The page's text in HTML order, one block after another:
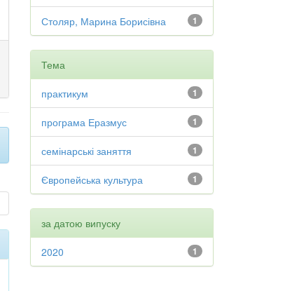
1
Столяр, Марина Борисівна
Тема
1
практикум
1
програма Еразмус
1
семінарські заняття
1
Європейська культура
за датою випуску
1
2020